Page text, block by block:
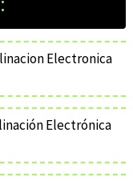
Electronica
Electrónica